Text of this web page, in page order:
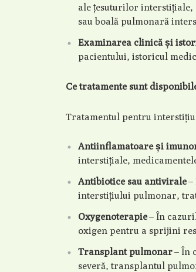
ale țesuturilor
sau boală pulmonară
Examinarea clinică și
pacientului, istoricul
Ce tratamente sunt
Tratamentul pentru
Antiinflamatoare și
interstițiale,
Antibiotice sau antivirale–
interstițiului pulmonar,
Oxygenoterapie– În
oxigen pentru a sprijini
Transplant pulmonar– În
severă, transplantul